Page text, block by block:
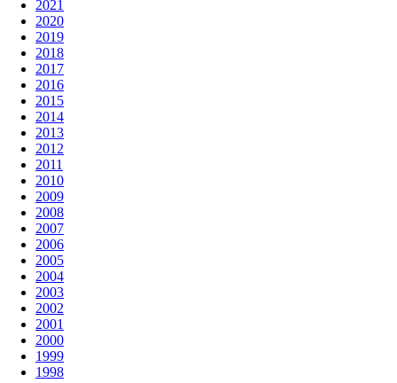
2021
2020
2019
2018
2017
2016
2015
2014
2013
2012
2011
2010
2009
2008
2007
2006
2005
2004
2003
2002
2001
2000
1999
1998